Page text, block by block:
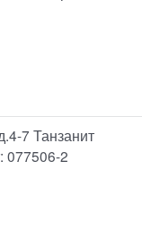
7 Танзанит
077506-2